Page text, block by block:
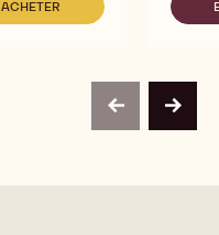
ACHETER
-
previousnext